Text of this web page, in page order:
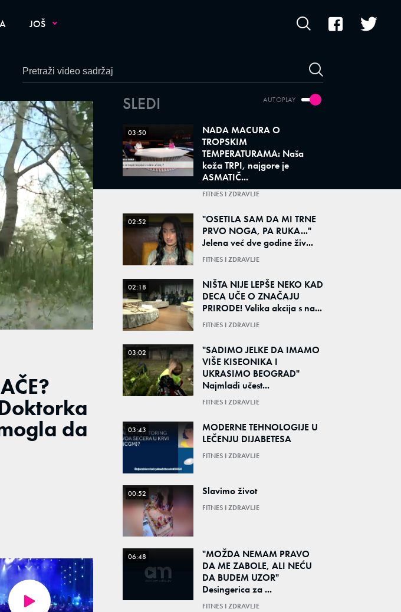
JOŠ
da
AUTOPLAY
SLEDI
03:50
NADA MACURA O
TROPSKIM
TEMPERATURAMA: Naša
koža TRPI, najgore je
ASMATIČ...
FITNES I ZDRAVLJE
02:52
"OSETILA SAM DA MI TRNE
PRVO NOGA, PA RUKA..."
Jelena već dve godine živ...
FITNES I ZDRAVLJE
02:18
NIŠTA NIJE LEPŠE NEKO KAD
DECA UČE O ZNAČAJU
PRIRODE! Velika akcija s na...
FITNES I ZDRAVLJE
03:02
"SADIMO JELKE DA IMAMO
VIŠE KISEONIKA I
UKRASIMO BEOGRAD"
Najmlađi učest...
FITNES I ZDRAVLJE
03:43
MODERNE TEHNOLOGIJE U
LEČENJU DIJABETESA
FITNES I ZDRAVLJE
00:52 Slavimo život
FITNES I ZDRAVLJE
06:48
"MOŽDA NEMAM PRAVO
DA ME ZABOLE, ALI NEĆU
DA BUDEM UZOR"
Desingerica za ...
FITNES I ZDRAVLJE